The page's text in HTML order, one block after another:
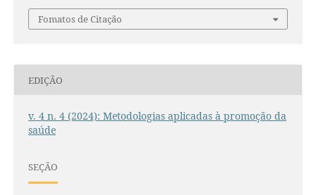
Fomatos de Citação
EDIÇÃO
v. 4 n. 4 (2024): Metodologias aplicadas à promoção da
saúde
SEÇÃO